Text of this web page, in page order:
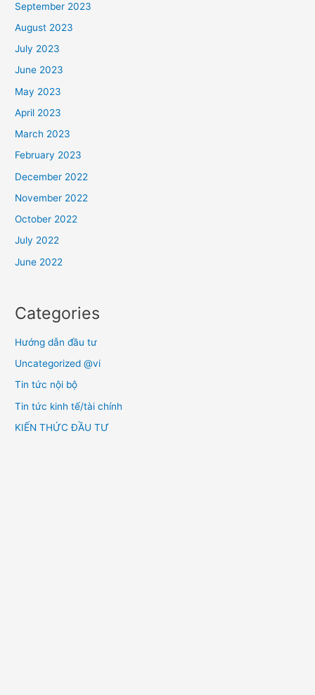
September 2023
August 2023
July 2023
June 2023
May 2023
April 2023
March 2023
February 2023
December 2022
November 2022
October 2022
July 2022
June 2022
Categories
Hướng dẫn đầu tư
Uncategorized @vi
Tin tức nội bộ
Tin tức kinh tế/tài chính
KIẾN THỨC ĐẦU TƯ